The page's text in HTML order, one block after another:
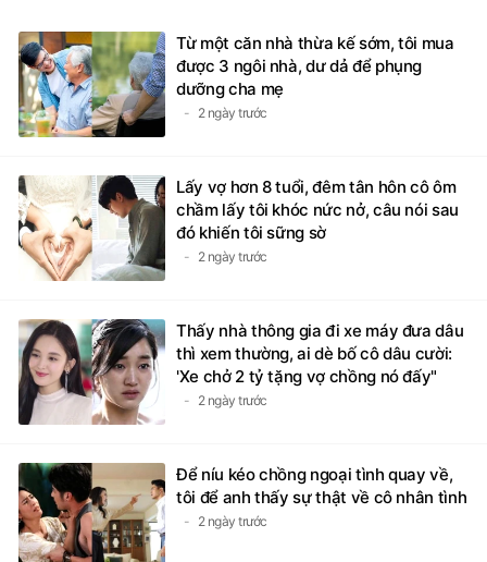
Từ một căn nhà thừa kế sớm, tôi mua
được 3 ngôi nhà, dư dả để phụng
dưỡng cha mẹ
2 ngày trước
Lấy vợ hơn 8 tuổi, đêm tân hôn cô ôm
chầm lấy tôi khóc nức nở, câu nói sau
đó khiến tôi sững sờ
2 ngày trước
Thấy nhà thông gia đi xe máy đưa dâu
thì xem thường, ai dè bố cô dâu cười:
'Xe chở 2 tỷ tặng vợ chồng nó đấy"
2 ngày trước
Để níu kéo chồng ngoại tình quay về,
tôi để anh thấy sự thật về cô nhân tình
2 ngày trước